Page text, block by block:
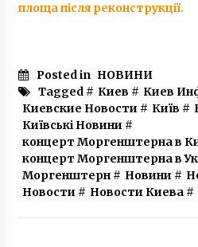
площа після реконструкції.
Posted in НОВИНИ
Tagged # Киев # Киев
Киевские Новости # Київ #
Київські Новини #
концерт Моргенштерна в
концерт Моргенштерна в
Моргенштерн# Новини #
Новости # Новости Киева#